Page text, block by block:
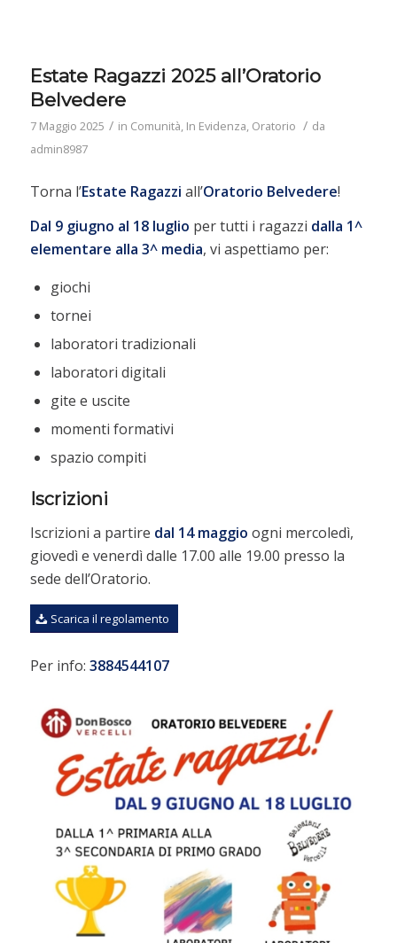
Estate Ragazzi 2025 all’Oratorio
Belvedere
7 Maggio 2025 / in Comunità, In Evidenza, Oratorio / da
admin8987
Torna l’Estate Ragazzi all’Oratorio Belvedere!
Dal 9 giugno al 18 luglio per tutti i ragazzi dalla 1^
elementare alla 3^ media, vi aspettiamo per:
giochi
tornei
laboratori tradizionali
laboratori digitali
gite e uscite
momenti formativi
spazio compiti
Iscrizioni
Iscrizioni a partire dal 14 maggio ogni mercoledì,
giovedì e venerdì dalle 17.00 alle 19.00 presso la
sede dell’Oratorio.
Scarica il regolamento
Per info: 3884544107